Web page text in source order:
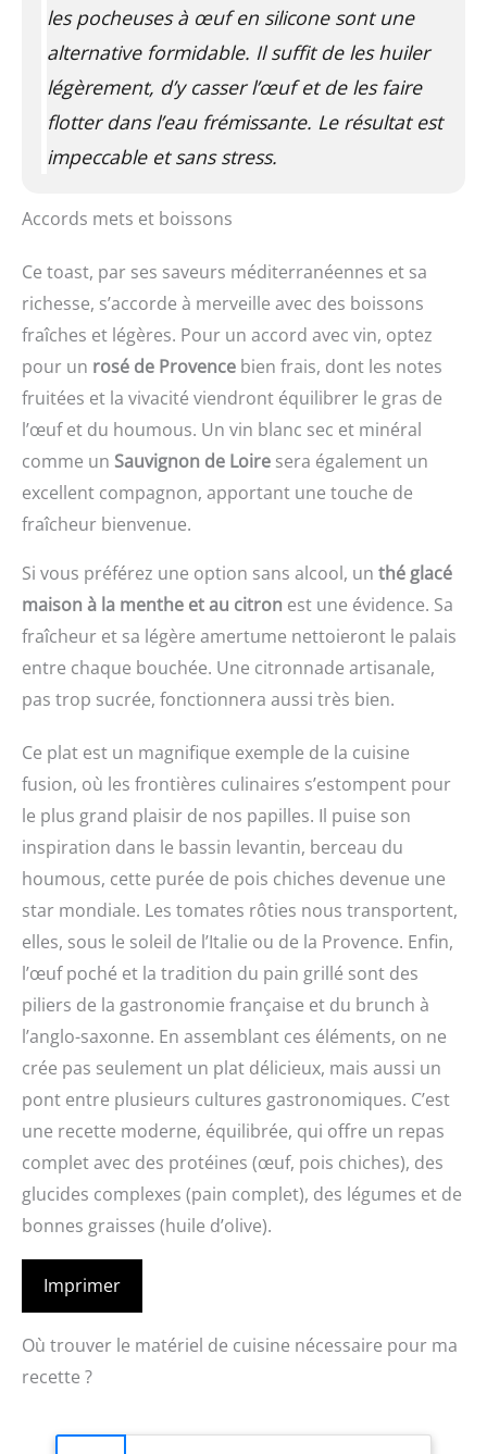
les pocheuses à œuf en silicone sont une
alternative formidable. Il suffit de les huiler
légèrement, d’y casser l’œuf et de les faire
flotter dans l’eau frémissante. Le résultat est
impeccable et sans stress.
Accords mets et boissons
Ce toast, par ses saveurs méditerranéennes et sa
richesse, s’accorde à merveille avec des boissons
fraîches et légères. Pour un accord avec vin, optez
pour un rosé de Provence bien frais, dont les notes
fruitées et la vivacité viendront équilibrer le gras de
l’œuf et du houmous. Un vin blanc sec et minéral
comme un Sauvignon de Loire sera également un
excellent compagnon, apportant une touche de
fraîcheur bienvenue.
Si vous préférez une option sans alcool, un thé glacé
maison à la menthe et au citron est une évidence. Sa
fraîcheur et sa légère amertume nettoieront le palais
entre chaque bouchée. Une citronnade artisanale,
pas trop sucrée, fonctionnera aussi très bien.
Ce plat est un magnifique exemple de la cuisine
fusion, où les frontières culinaires s’estompent pour
le plus grand plaisir de nos papilles. Il puise son
inspiration dans le bassin levantin, berceau du
houmous, cette purée de pois chiches devenue une
star mondiale. Les tomates rôties nous transportent,
elles, sous le soleil de l’Italie ou de la Provence. Enfin,
l’œuf poché et la tradition du pain grillé sont des
piliers de la gastronomie française et du brunch à
l’anglo-saxonne. En assemblant ces éléments, on ne
crée pas seulement un plat délicieux, mais aussi un
pont entre plusieurs cultures gastronomiques. C’est
une recette moderne, équilibrée, qui offre un repas
complet avec des protéines (œuf, pois chiches), des
glucides complexes (pain complet), des légumes et de
bonnes graisses (huile d’olive).
Imprimer
Où trouver le matériel de cuisine nécessaire pour ma
recette ?